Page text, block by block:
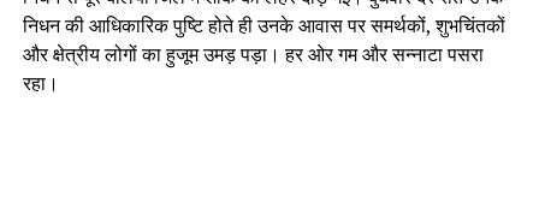
निधन की आधिकारिक पुष्टि होते ही उनके आवास पर समर्थकों, शुभचिंतकों
और क्षेत्रीय लोगों का हुजूम उमड़ पड़ा। हर ओर गम और सन्नाटा पसरा
रहा।